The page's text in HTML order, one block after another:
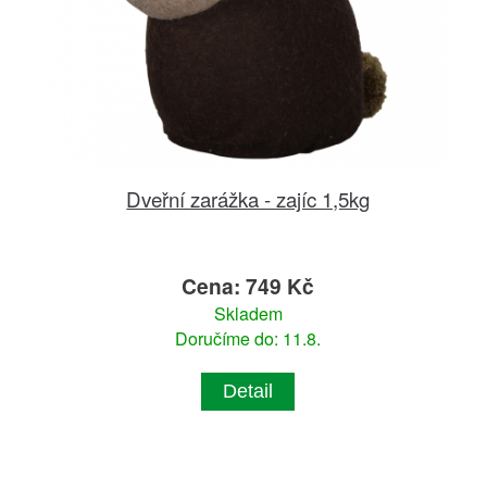
Dveřní zarážka - zajíc 1,5kg
Cena: 749 Kč
Skladem
Doručíme do: 11.8.
Detail